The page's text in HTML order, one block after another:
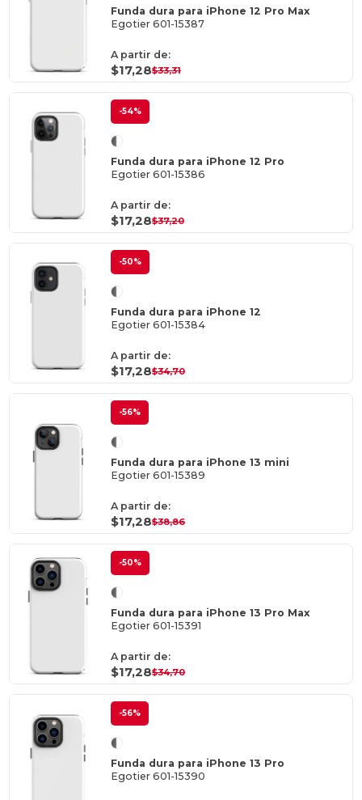
Funda dura para iPhone 12 Pro Max
Egotier 601-15387
A partir de:
$17,28$33,31
-54%
Funda dura para iPhone 12 Pro
Egotier 601-15386
A partir de:
$17,28$37,20
-50%
Funda dura para iPhone 12
Egotier 601-15384
A partir de:
$17,28$34,70
-56%
Funda dura para iPhone 13 mini
Egotier 601-15389
A partir de:
$17,28$38,86
-50%
Funda dura para iPhone 13 Pro Max
Egotier 601-15391
A partir de:
$17,28$34,70
-56%
Funda dura para iPhone 13 Pro
Egotier 601-15390